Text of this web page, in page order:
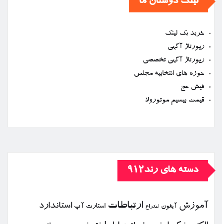
خرید بک لینک
رپورتاژ آگهی
رپورتاژ آگهی تخصصی
حوزه های انتخابیه مجلس
فیش حج
قیمت بیسیم موتورولا
دسته های رند912
آموزش آیفون اختراع ارتباطات استارت آپ استاندارد